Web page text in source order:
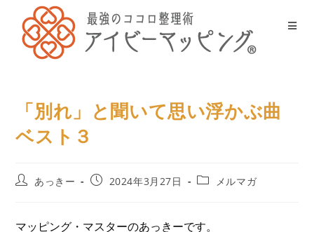
「別れ」と聞いて思い浮かぶ曲
ベスト３
あっきー 2024年3月27日 メルマガ
マッピング・マスターのあっきーです。